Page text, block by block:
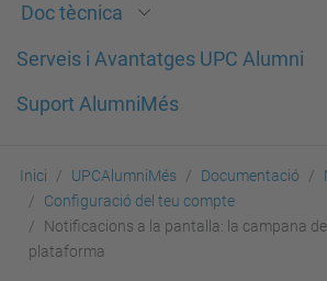
Doc tècnica
Serveis i Avantatges UPC Alumni
Suport AlumniMés
Inici UPCAlumniMés Documentació
Configuració del teu compte
Notificacions a la pantalla: la campana
plataforma